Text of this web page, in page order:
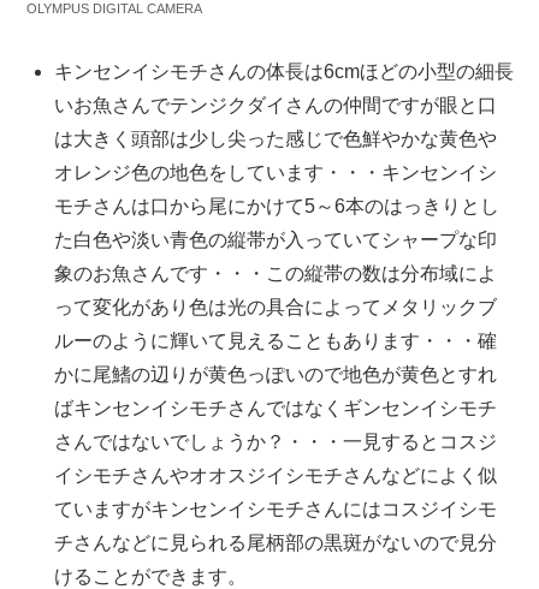
OLYMPUS DIGITAL CAMERA
キンセンイシモチさんの体長は6cmほどの小型の細長
いお魚さんでテンジクダイさんの仲間ですが眼と口
は大きく頭部は少し尖った感じで色鮮やかな黄色や
オレンジ色の地色をしています・・・キンセンイシ
モチさんは口から尾にかけて5～6本のはっきりとし
た白色や淡い青色の縦帯が入っていてシャープな印
象のお魚さんです・・・この縦帯の数は分布域によ
って変化があり色は光の具合によってメタリックブ
ルーのように輝いて見えることもあります・・・確
かに尾鰭の辺りが黄色っぽいので地色が黄色とすれ
ばキンセンイシモチさんではなくギンセンイシモチ
さんではないでしょうか？・・・一見するとコスジ
イシモチさんやオオスジイシモチさんなどによく似
ていますがキンセンイシモチさんにはコスジイシモ
チさんなどに見られる尾柄部の黒斑がないので見分
けることができます。